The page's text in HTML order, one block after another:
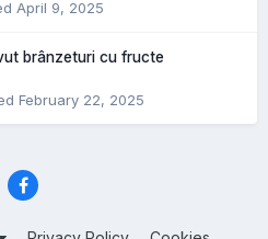
April 9, 2025
brânzeturi cu fructe
February 22, 2025